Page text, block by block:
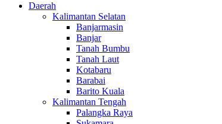
Daerah
Kalimantan Selatan
Banjarmasin
Banjar
Tanah Bumbu
Tanah Laut
Kotabaru
Barabai
Barito Kuala
Kalimantan Tengah
Palangka Raya